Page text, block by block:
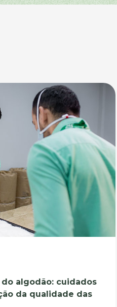
algodão: cuidados
da qualidade das